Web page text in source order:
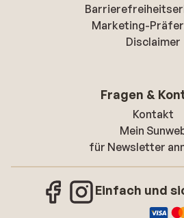
Marketing-
Disclaimer
Fragen &
Kontakt
Mein
für Newsletter
Einfach und